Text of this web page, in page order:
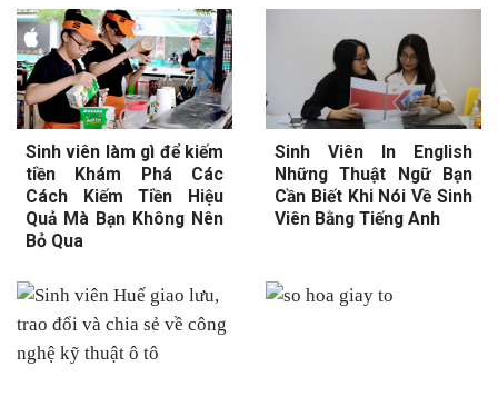
Sinh viên làm gì để kiếm
tiền Khám Phá Các
Cách Kiếm Tiền Hiệu
Quả Mà Bạn Không Nên
Bỏ Qua
Sinh Viên In English
Những Thuật Ngữ Bạn
Cần Biết Khi Nói Về Sinh
Viên Bằng Tiếng Anh